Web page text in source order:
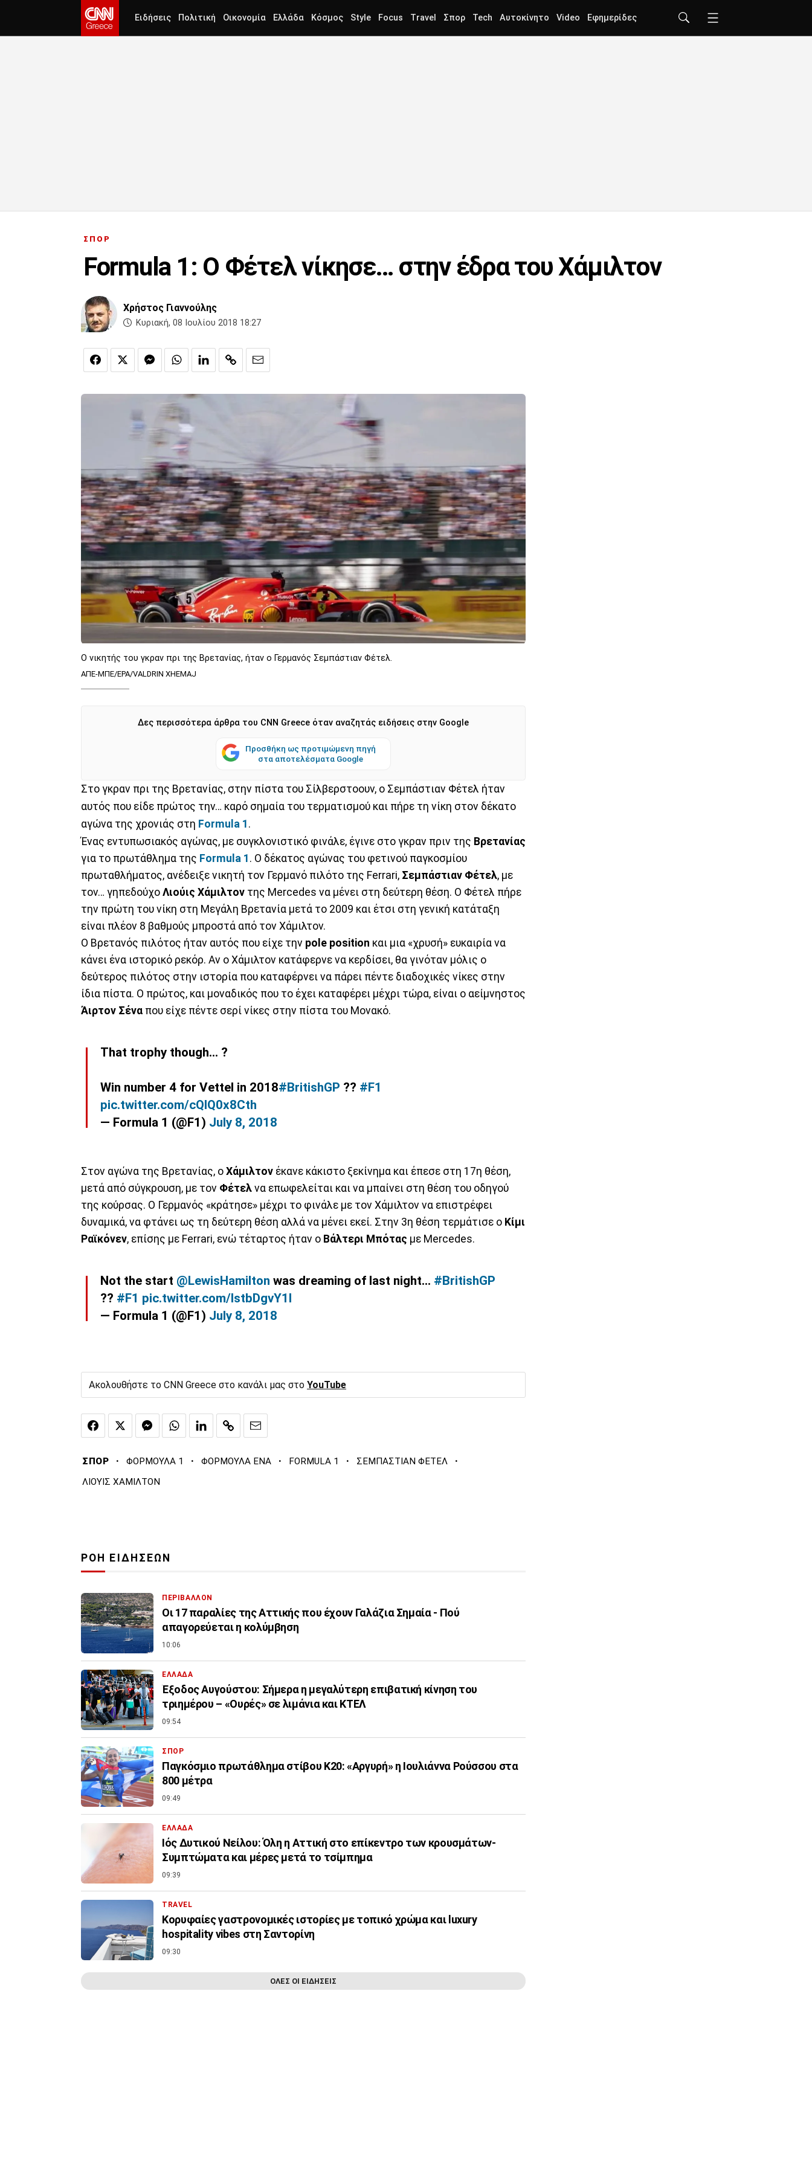
Ειδήσεις Πολιτική Οικονομία Ελλάδα Κόσμος Style Focus Travel Σπορ Tech Αυτοκίνητο Video Εφημερίδες
ΣΠΟΡ
Formula 1: Ο Φέτελ νίκησε… στην έδρα του Χάμιλτον
Χρήστος Γιαννούλης
Κυριακή, 08 Ιουλίου 2018 18:27
Ο νικητής του γκραν πρι της Βρετανίας, ήταν ο Γερμανός Σεμπάστιαν Φέτελ.
ΑΠΕ-ΜΠΕ/EPA/VALDRIN XHEMAJ
Δες περισσότερα άρθρα του CNN Greece όταν αναζητάς ειδήσεις στην Google
Προσθήκη ως προτιμώμενη πηγή
στα αποτελέσματα Google
Στο γκραν πρι της Βρετανίας, στην πίστα του Σίλβερστοουν, ο Σεμπάστιαν Φέτελ ήταν
αυτός που είδε πρώτος την… καρό σημαία του τερματισμού και πήρε τη νίκη στον δέκατο
αγώνα της χρονιάς στη Formula 1 .
Ένας εντυπωσιακός αγώνας, με συγκλονιστικό φινάλε, έγινε στο γκραν πριν της Βρετανίας
για το πρωτάθλημα της Formula 1 . Ο δέκατος αγώνας του φετινού παγκοσμίου
πρωταθλήματος, ανέδειξε νικητή τον Γερμανό πιλότο της Ferrari, Σεμπάστιαν Φέτελ, με
τον… γηπεδούχο Λιούις Χάμιλτον της Mercedes να μένει στη δεύτερη θέση. Ο Φέτελ πήρε
την πρώτη του νίκη στη Μεγάλη Βρετανία μετά το 2009 και έτσι στη γενική κατάταξη
είναι πλέον 8 βαθμούς μπροστά από τον Χάμιλτον.
Ο Βρετανός πιλότος ήταν αυτός που είχε την pole position και μια «χρυσή» ευκαιρία να
κάνει ένα ιστορικό ρεκόρ. Αν ο Χάμιλτον κατάφερνε να κερδίσει, θα γινόταν μόλις ο
δεύτερος πιλότος στην ιστορία που καταφέρνει να πάρει πέντε διαδοχικές νίκες στην
ίδια πίστα. Ο πρώτος, και μοναδικός που το έχει καταφέρει μέχρι τώρα, είναι ο αείμνηστος
Άιρτον Σένα που είχε πέντε σερί νίκες στην πίστα του Μονακό.
That trophy though... ?
Win number 4 for Vettel in 2018#BritishGP ?? #F1
pic.twitter.com/cQIQ0x8Cth
— Formula 1 (@F1) July 8, 2018
Στον αγώνα της Βρετανίας, ο Χάμιλτον έκανε κάκιστο ξεκίνημα και έπεσε στη 17η θέση,
μετά από σύγκρουση, με τον Φέτελ να επωφελείται και να μπαίνει στη θέση του οδηγού
της κούρσας. Ο Γερμανός «κράτησε» μέχρι το φινάλε με τον Χάμιλτον να επιστρέφει
δυναμικά, να φτάνει ως τη δεύτερη θέση αλλά να μένει εκεί. Στην 3η θέση τερμάτισε ο Κίμι
Ραϊκόνεν, επίσης με Ferrari, ενώ τέταρτος ήταν ο Βάλτερι Μπότας με Mercedes.
Not the start @LewisHamilton was dreaming of last night... #BritishGP
?? #F1 pic.twitter.com/IstbDgvY1I
— Formula 1 (@F1) July 8, 2018
Ακολουθήστε το CNN Greece στο κανάλι μας στο YouTube
ΣΠΟΡ · ΦΟΡΜΟΥΛΑ 1 · ΦΟΡΜΟΥΛΑ ΕΝΑ · FORMULA 1 · ΣΕΜΠΑΣΤΙΑΝ ΦΕΤΕΛ ·
ΛΙΟΥΙΣ ΧΑΜΙΛΤΟΝ
ΡΟΗ ΕΙΔΗΣΕΩΝ
ΠΕΡΙΒΑΛΛΟΝ
Οι 17 παραλίες της Αττικής που έχουν Γαλάζια Σημαία - Πού
απαγορεύεται η κολύμβηση
10:06
ΕΛΛΑΔΑ
Έξοδος Αυγούστου: Σήμερα η μεγαλύτερη επιβατική κίνηση του
τριημέρου – «Ουρές» σε λιμάνια και ΚΤΕΛ
09:54
ΣΠΟΡ
Παγκόσμιο πρωτάθλημα στίβου Κ20: «Αργυρή» η Ιουλιάννα Ρούσσου στα
800 μέτρα
09:49
ΕΛΛΑΔΑ
Ιός Δυτικού Νείλου: Όλη η Αττική στο επίκεντρο των κρουσμάτων-
Συμπτώματα και μέρες μετά το τσίμπημα
09:39
TRAVEL
Κορυφαίες γαστρονομικές ιστορίες με τοπικό χρώμα και luxury
hospitality vibes στη Σαντορίνη
09:30
ΟΛΕΣ ΟΙ ΕΙΔΗΣΕΙΣ